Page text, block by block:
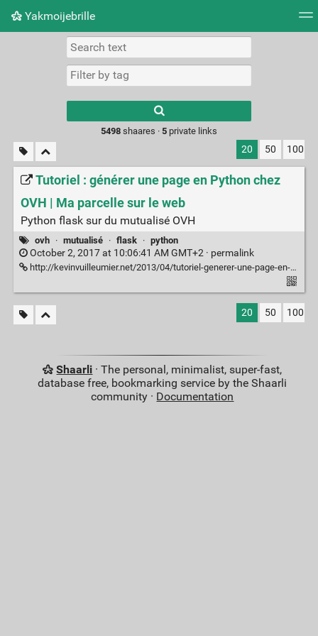
Yakmoijebrille
Picture wall
results.
5498shaares · 5private links
20 50 100
Tutoriel : générer une page en Python chez
OVH | Ma parcelle sur le web
Python flask sur du mutualisé OVH
ovh · mutualisé · flask · python
October 2, 2017 at 10:06:41 AM GMT+2 · permalink
http://kevinvuilleumier.net/2013/04/tutoriel-generer-une-page-en-python-chez-ovh/
20 50 100
Shaarli · The personal, minimalist, super-fast,
database free, bookmarking service by the Shaarli
community · Documentation